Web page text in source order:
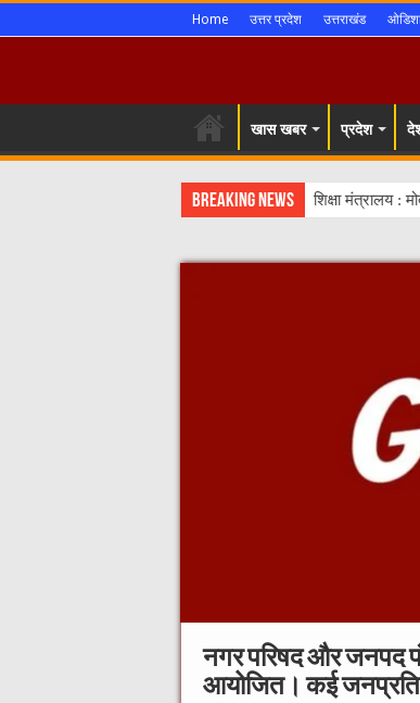
Home उत्तर प्रदेश उत्तराखंड
खास खबर प्रदेश
Breaking News शिक्षा मंत्रालय :
नगर परिषद और जनपद
आयोजित। कई